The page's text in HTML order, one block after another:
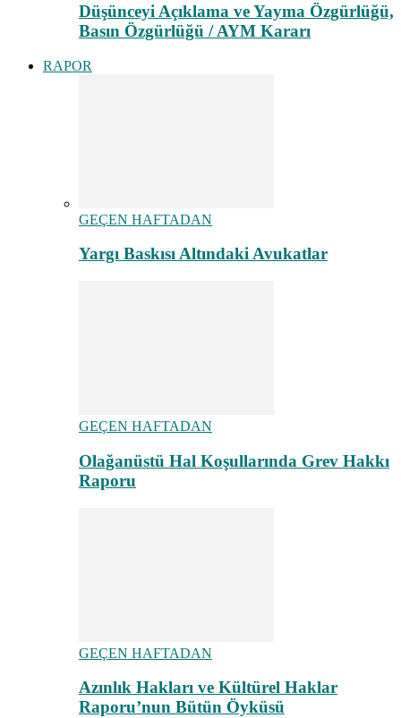
Düşünceyi Açıklama ve Yayma Özgürlüğü,
Basın Özgürlüğü / AYM Kararı
RAPOR
GEÇEN HAFTADAN
Yargı Baskısı Altındaki Avukatlar
GEÇEN HAFTADAN
Olağanüstü Hal Koşullarında Grev Hakkı
Raporu
GEÇEN HAFTADAN
Azınlık Hakları ve Kültürel Haklar
Raporu’nun Bütün Öyküsü